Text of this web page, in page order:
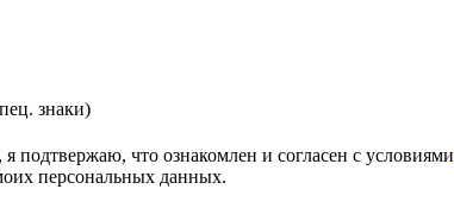
знаки)
подтвержаю, что ознакомлен и согласен с условиями
персональных данных.